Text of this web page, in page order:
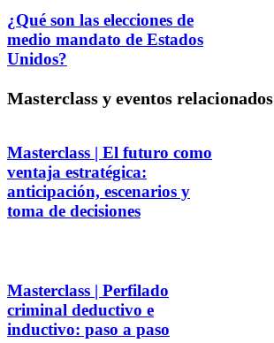
¿Qué son las elecciones de
medio mandato de Estados
Unidos?
Masterclass y eventos relacionados
Masterclass | El futuro como
ventaja estratégica:
anticipación, escenarios y
toma de decisiones
Masterclass | Perfilado
criminal deductivo e
inductivo: paso a paso